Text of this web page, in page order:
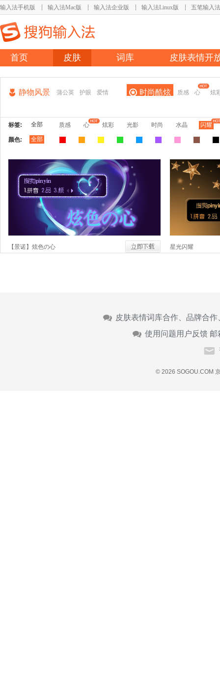
输入法手机版 输入法Mac版 输入法企业版 输入法Linux版 五笔输入法
首页 皮肤 词库 皮肤表情开
静物风景 蒲公英 护眼 爱情 时尚酷炫 质感 心 炫
标签: 全部 质感 心 炫彩 光影 时尚 水晶 闪耀
颜色: 全部
【景诺】炫色の心 星光闪耀
皮肤表情词库合作、品牌合
使用问题用户反馈 邮
© 2026 SOGOU.COM